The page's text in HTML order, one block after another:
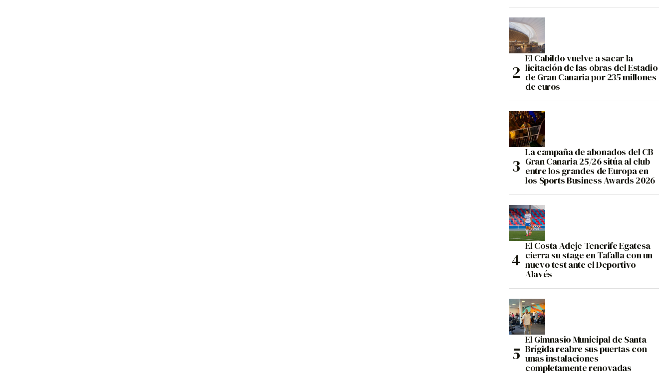
El Cabildo vuelve a sacar la
licitación de las obras del Estadio
de Gran Canaria por 235 millones
de euros
La campaña de abonados del CB
Gran Canaria 25/26 sitúa al club
entre los grandes de Europa en
los Sports Business Awards 2026
El Costa Adeje Tenerife Egatesa
cierra su stage en Tafalla con un
nuevo test ante el Deportivo
Alavés
El Gimnasio Municipal de Santa
Brígida reabre sus puertas con
unas instalaciones
completamente renovadas